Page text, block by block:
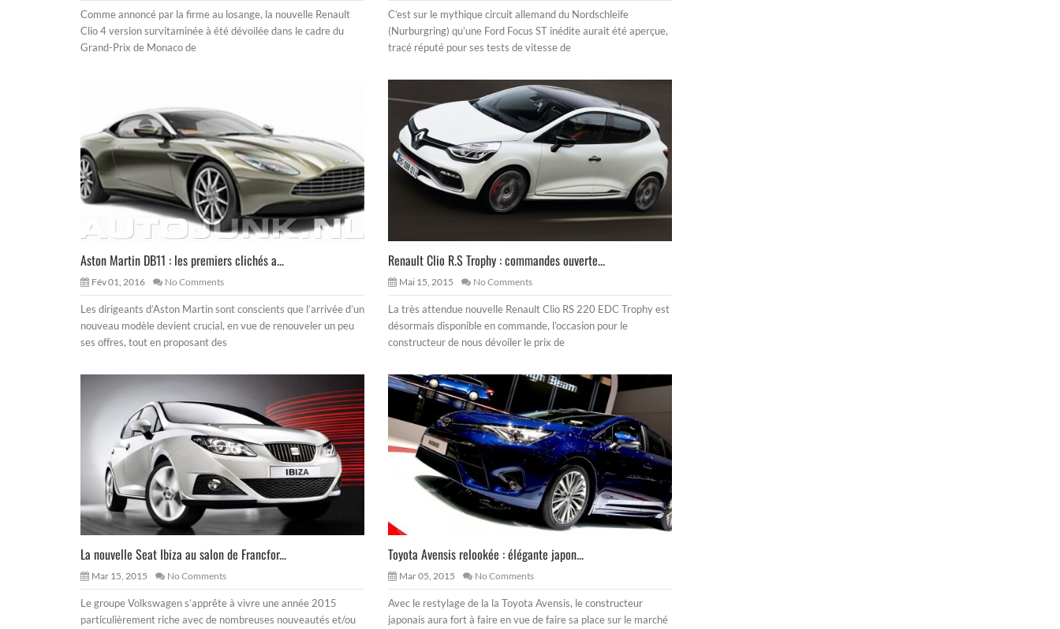
Comme annoncé par la firme au losange, la nouvelle Renault
Clio 4 version survitaminée à été dévoilée dans le cadre du
Grand-Prix de Monaco de
C’est sur le mythique circuit allemand du Nordschleife
(Nurburgring) qu’une Ford Focus ST inédite aurait été aperçue,
tracé réputé pour ses tests de vitesse de
Aston Martin DB11 : les premiers clichés a...
Fév 01, 2016 No Comments
Les dirigeants d’Aston Martin sont conscients que l’arrivée d’un
nouveau modèle devient crucial, en vue de renouveler un peu
ses offres, tout en proposant des
Renault Clio R.S Trophy : commandes ouverte...
Mai 15, 2015 No Comments
La très attendue nouvelle Renault Clio RS 220 EDC Trophy est
désormais disponible en commande, l’occasion pour le
constructeur de nous dévoiler le prix de
La nouvelle Seat Ibiza au salon de Francfor...
Mar 15, 2015 No Comments
Le groupe Volkswagen s’apprête à vivre une année 2015
particulièrement riche avec de nombreuses nouveautés et/ou
Toyota Avensis relookée : élégante japon...
Mar 05, 2015 No Comments
Avec le restylage de la la Toyota Avensis, le constructeur
japonais aura fort à faire en vue de faire sa place sur le marché